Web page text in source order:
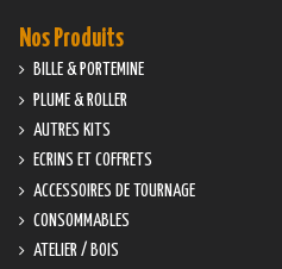
Nos Produits
BILLE & PORTEMINE
PLUME & ROLLER
AUTRES KITS
ECRINS ET COFFRETS
ACCESSOIRES DE TOURNAGE
CONSOMMABLES
ATELIER / BOIS